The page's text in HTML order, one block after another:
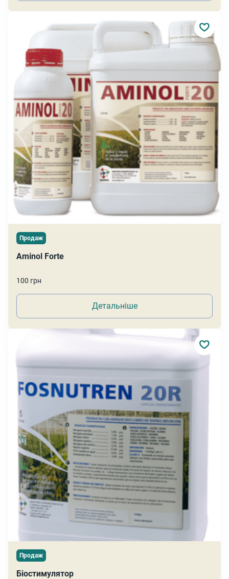
Продаж
Aminol Forte
100 грн
Детальніше
Продаж
Біостимулятор